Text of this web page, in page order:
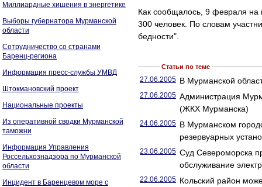
Миллиардные хищения в энергетике
Выборы губернатора Мурманской
области
Сотрудничество со странами
Баренц-региона
Информация пресс-службы УМВД
Штокмановский проект
Национальные проекты
Из оперативной сводки Мурманской
таможни
Информация Управления
Россельхознадзора по Мурманской
области
Инцидент в Баренцевом море с
Как сообщалось, 9 февраля
300 человек. По словам
бедности".
Статьи по теме
27.06.2005 В Мурманской
27.06.2005 Администрация
(ЖКХ Мурманска)
24.06.2005 В Мурманском
резервуарных
23.06.2005 Суд Североморска
обслуживание
22.06.2005 Кольский район